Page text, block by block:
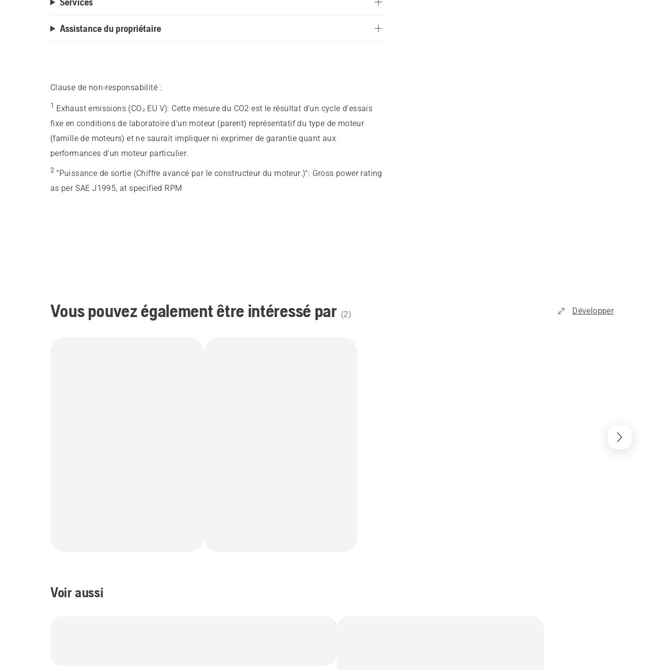
Assistance du propriétaire
Clause de non-responsabilité :
1 Exhaust emissions (CO₂ EU V): Cette mesure du CO2 est le résultat d'un cycle d'essais
fixe en conditions de laboratoire d'un moteur (parent) représentatif du type de moteur
(famille de moteurs) et ne saurait impliquer ni exprimer de garantie quant aux
performances d'un moteur particulier.
2 "Puissance de sortie (Chiffre avancé par le constructeur du moteur.)": Gross power rating
as per SAE J1995, at specified RPM
Vous pouvez également être intéressé par (2) Développer
Voir aussi